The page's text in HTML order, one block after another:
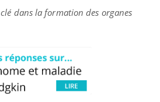
dans la formation des organes